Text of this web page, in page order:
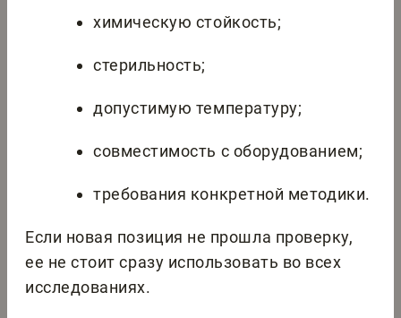
химическую стойкость;
стерильность;
допустимую температуру;
совместимость с оборудованием;
требования конкретной методики.
Если новая позиция не прошла проверку,
ее не стоит сразу использовать во всех
исследованиях.